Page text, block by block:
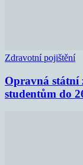
Zdravotní pojištění
Opravná státní
studentům do